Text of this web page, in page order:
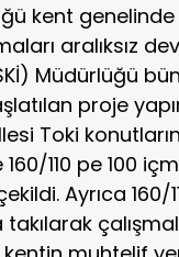
kent
aralıksız
Müdürlüğü
proje
Toki
110 pe 100
Ayrıca